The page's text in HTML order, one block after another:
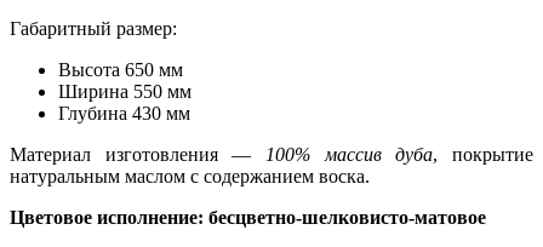
Габаритный размер:
Высота 650 мм
Ширина 550 мм
Глубина 430 мм
Материал изготовления —
100% массив дуба, покрытие
натуральным маслом с содержанием воска.
Цветовое исполнение: бесцветно-шелковисто-матовое